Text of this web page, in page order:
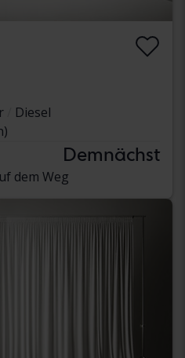
Diesel
Demnächst
dem Weg